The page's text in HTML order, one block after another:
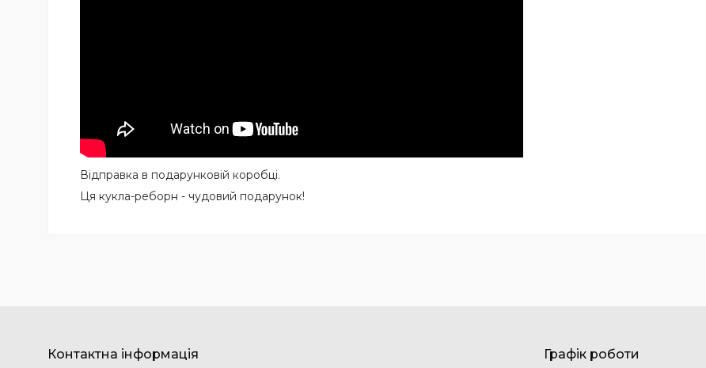
Відправка в подарунковій коробці.
Ця кукла-реборн - чудовий подарунок!
Графік роботи